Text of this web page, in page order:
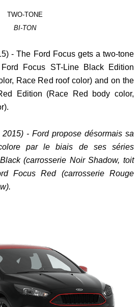
TWO-TONE
BI-TON
- The Ford Focus gets a two-tone
Focus ST-Line Black Edition
Race Red roof color) and on the
Edition (Race Red body color,
- Ford propose désormais sa
par le biais de ses séries
(carrosserie Noir Shadow, toit
Focus Red (carrosserie Rouge